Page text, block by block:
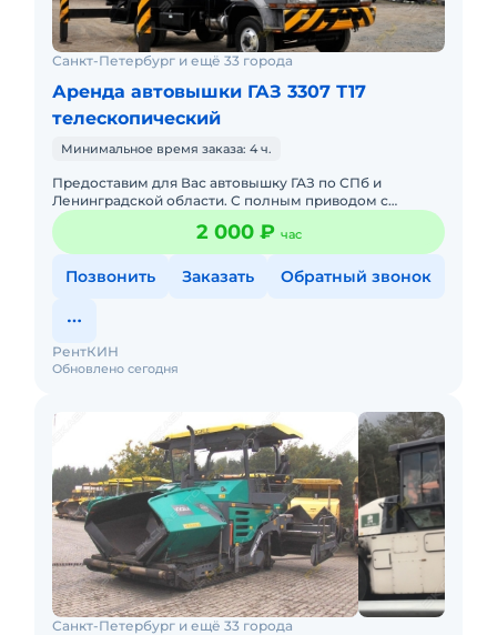
Санкт-Петербург и ещё 33 города
Аренда автовышки ГАЗ 3307 Т17
телескопический
Минимальное время заказа: 4 ч.
Предоставим для Вас автовышку ГАЗ по СПб и
Ленинградской области. С полным приводом с
управлением в люльке. С телескопической стрелой:
12, 15, 18, 22, 30, 23, 3
2 000 ₽ час
Позвонить Заказать Обратный звонок
Обновлено сегодня
РентКИН
Санкт-Петербург и ещё 33 города